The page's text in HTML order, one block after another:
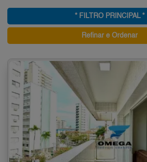
* FILTRO PRINCIPAL *
Refinar e Ordenar